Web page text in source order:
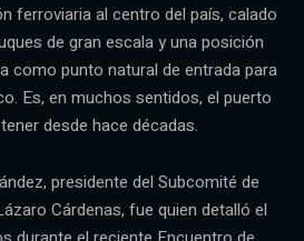
ferroviaria al centro del país, calado
de gran escala y una posición
como punto natural de entrada para
Es, en muchos sentidos, el puerto
desde hace décadas.
presidente del Subcomité de
Cárdenas, fue quien detalló el